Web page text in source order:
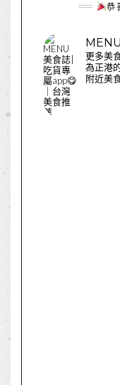
恭
更多美
為正港
附近美